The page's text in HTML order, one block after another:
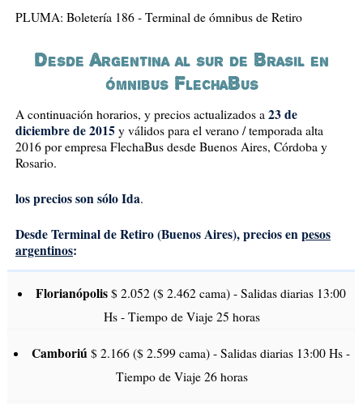
PLUMA: Boletería 186 - Terminal de ómnibus de Retiro
Desde Argentina al sur de Brasil en
ómnibus FlechaBus
A continuación horarios, y precios actualizados a 23 de
diciembre de 2015 y válidos para el verano / temporada alta
2016 por empresa FlechaBus desde Buenos Aires, Córdoba y
Rosario.
los precios son sólo Ida.
Desde Terminal de Retiro (Buenos Aires), precios enpesos
argentinos:
Florianópolis $ 2.052 ($ 2.462 cama) - Salidas diarias 13:00
Hs - Tiempo de Viaje 25 horas
Camboriú $ 2.166 ($ 2.599 cama) - Salidas diarias 13:00 Hs -
Tiempo de Viaje 26 horas